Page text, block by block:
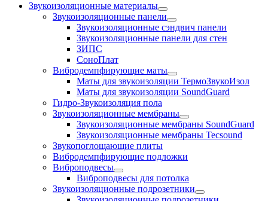
Звукоизоляционные материалы
Звукоизоляционные панели
Звукоизоляционные сэндвич панели
Звукоизоляционные панели для стен
ЗИПС
СоноПлат
Вибродемпфирующие маты
Маты для звукоизоляции ТермоЗвукоИзол
Маты для звукоизоляции SoundGuard
Гидро-Звукоизоляция пола
Звукоизоляционные мембраны
Звукоизоляционные мембраны SoundGuard
Звукоизоляционные мембраны Tecsound
Звукопоглощающие плиты
Вибродемпфирующие подложки
Виброподвесы
Виброподвесы для потолка
Звукоизоляционные подрозетники